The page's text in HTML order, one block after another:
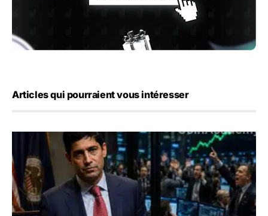
Articles qui pourraient vous intéresser
Emploi américain : 23 000 postes détruits en juillet, les